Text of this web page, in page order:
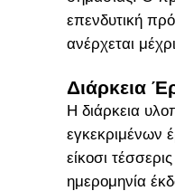
επενδυτική
ανέρχεται
Διάρκεια
Η διάρκεια
εγκεκριμένων
είκοσι
ημερομηνία